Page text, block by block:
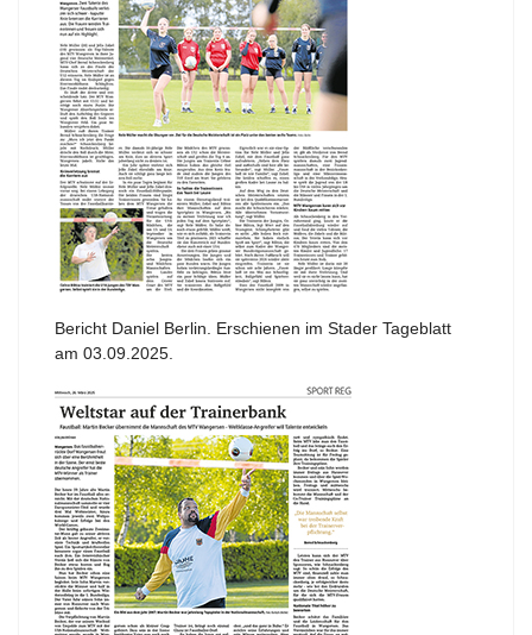
Bericht Daniel Berlin. Erschienen im Stader Tageblatt
am 03.09.2025.